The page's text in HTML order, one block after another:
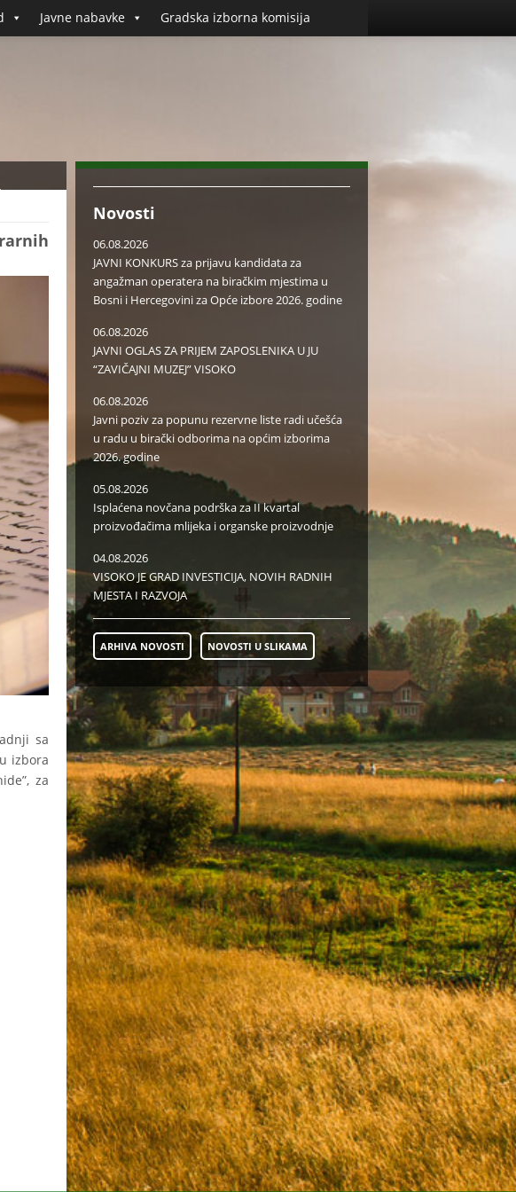
Javne nabavke Gradska izborna komisija
sa
izbora
za
Novosti
06.08.2026
JAVNI KONKURS za prijavu kandidata za
angažman operatera na biračkim mjestima u
Bosni i Hercegovini za Opće izbore 2026. godine
06.08.2026
JAVNI OGLAS ZA PRIJEM ZAPOSLENIKA U JU
“ZAVIČAJNI MUZEJ” VISOKO
06.08.2026
Javni poziv za popunu rezervne liste radi učešća
u radu u birački odborima na općim izborima
2026. godine
05.08.2026
Isplaćena novčana podrška za II kvartal
proizvođačima mlijeka i organske proizvodnje
04.08.2026
VISOKO JE GRAD INVESTICIJA, NOVIH RADNIH
MJESTA I RAZVOJA
ARHIVA NOVOSTI NOVOSTI U SLIKAMA